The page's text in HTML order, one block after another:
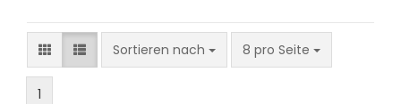
Sortieren nach 8 pro Seite
1